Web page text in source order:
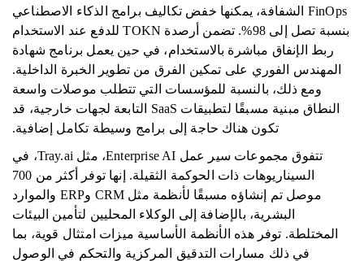
FinOps الشفافة، يمكنها خفض تكاليف برامج الذكاء الاصطناعي
بنسبة تصل إلى 98%. تضمن أرصدة TOKN للدفع عند الاستخدام
ربط الإنفاق مباشرة بالاستخدام، في حين يعمل برنامج شهادة
المهندس الفوري على تمكين الفرق من تطوير الخبرة الداخلية.
ومع ذلك، بالنسبة للمؤسسات التي تتطلب موصلات واسعة
النطاق مبنية مسبقًا لتطبيقات SaaS التابعة لجهات خارجية، قد
تكون هناك حاجة إلى برامج وسيطة تكامل إضافية.
تتفوق مجموعات سير عمل Enterprise AI، مثل Tray.ai، في
السيناريوهات ذات الحوكمة الثقيلة. إنها توفر أكثر من 700
موصل تم إنشاؤه مسبقًا لأنظمة مثل CRM وERP والموارد
البشرية، بالإضافة إلى الوكلاء المحليين لتأمين البيئات
المختلطة. توفر هذه الأنظمة الأساسية ميزات امتثال قوية، بما
في ذلك مسارات التدقيق المركزية والتحكم في الوصول